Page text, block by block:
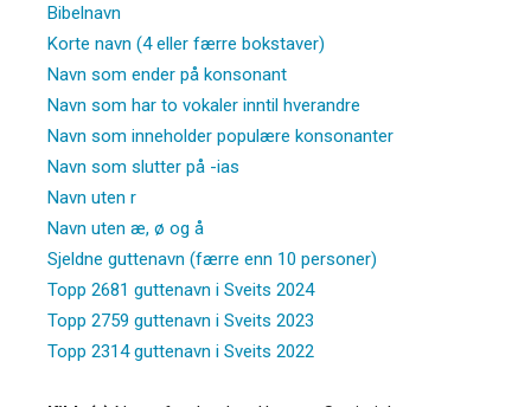
Bibelnavn
Korte navn (4 eller færre bokstaver)
Navn som ender på konsonant
Navn som har to vokaler inntil hverandre
Navn som inneholder populære konsonanter
Navn som slutter på -ias
Navn uten r
Navn uten æ, ø og å
Sjeldne guttenavn (færre enn 10 personer)
Topp 2681 guttenavn i Sveits 2024
Topp 2759 guttenavn i Sveits 2023
Topp 2314 guttenavn i Sveits 2022